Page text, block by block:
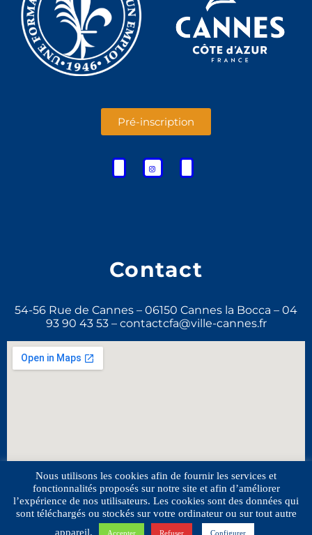
Pré-inscription
Contact
54-56 Rue de Cannes – 06150 Cannes la Bocca – 04
93 90 43 53 – contactcfa@ville-cannes.fr
© 2020 Faculté des Métiers. Tous droits réservés –
Politique de confidentialité
Mentions légales
Nous utilisons les cookies afin de fournir les services et
fonctionnalités proposés sur notre site et afin d’améliorer
l’expérience de nos utilisateurs. Les cookies sont des données qui
sont téléchargés ou stockés sur votre ordinateur ou sur tout autre
appareil.
Accepter Refuser Configurer